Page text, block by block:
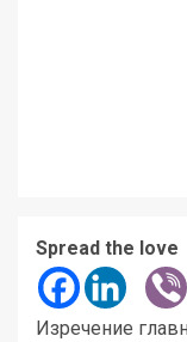
Spread the love
Изречение